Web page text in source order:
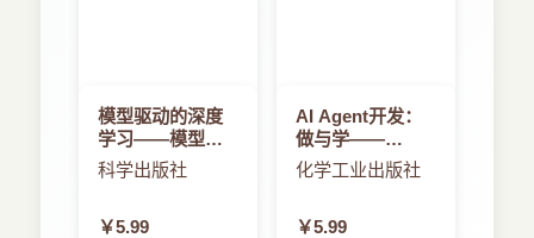
模型驱动的深度
学习——模型与
数据双驱动的人
工智能建模方法
科学出版社
￥5.99
AI Agent开发：
做与学——
AutoGen入门与
进阶
化学工业出版社
￥5.99